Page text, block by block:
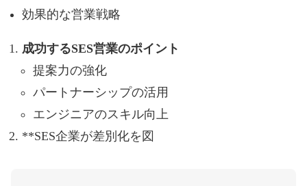
効果的な営業戦略
成功するSES営業のポイント
提案力の強化
パートナーシップの活用
エンジニアのスキル向上
**SES企業が差別化を図